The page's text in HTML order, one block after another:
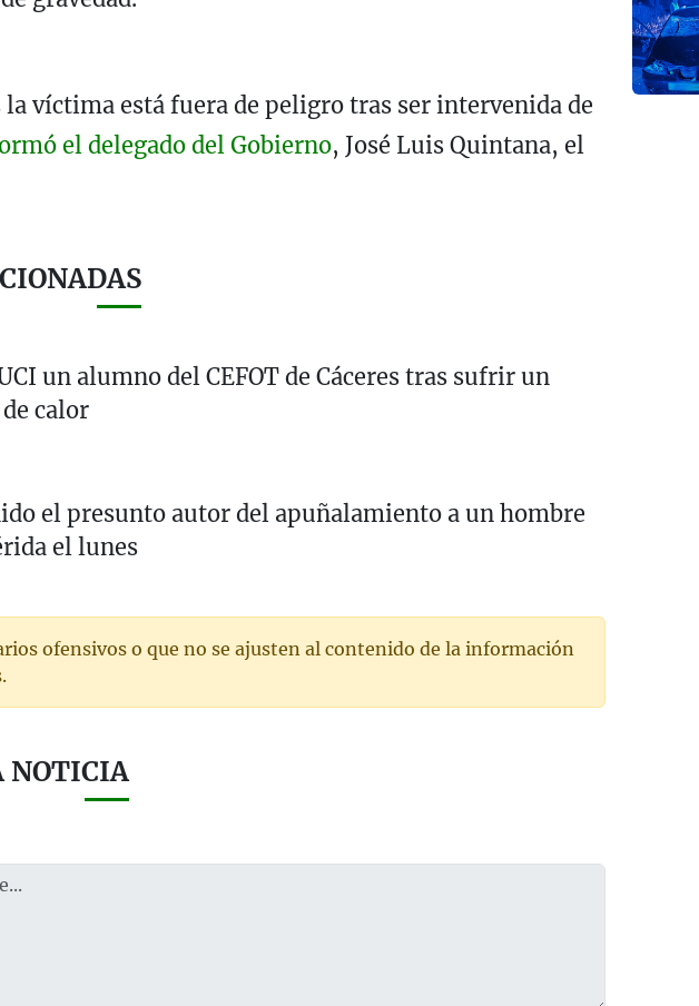
la víctima está fuera de peligro tras ser intervenida de
el delegado del Gobierno, José Luis Quintana, el
un alumno del CEFOT de Cáceres tras sufrir un
calor
el presunto autor del apuñalamiento a un hombre
el lunes
ofensivos o que no se ajusten al contenido de la información
NOTICIA